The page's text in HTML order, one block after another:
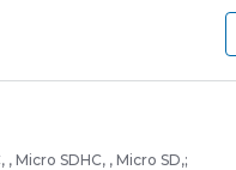
, Micro SDHC, , Micro SD,;